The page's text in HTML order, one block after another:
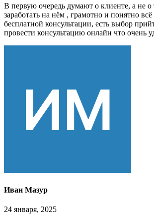
В первую очередь думают о клиенте, а не о
заработать на нём , грамотно и понятно
бесплатной консультации, есть выбор
провести консультацию онлайн что очень
Иван Мазур
24 января, 2025